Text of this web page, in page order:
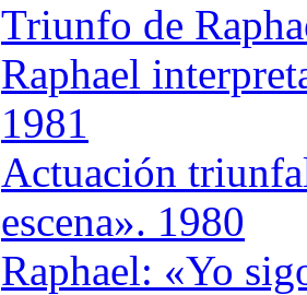
Triunfo de
Raphael
1981
Actuación
escena». 1980
Raphael: «Yo